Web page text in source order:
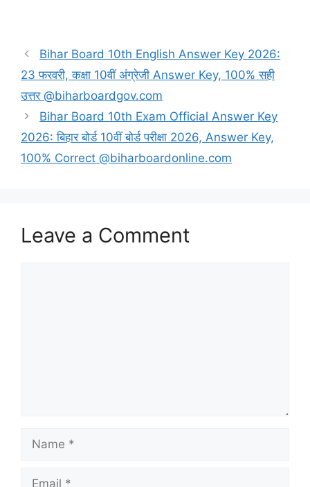
Bihar Board 10th English Answer Key 2026:
23 फरवरी, कक्षा 10वीं अंग्रेजी Answer Key, 100% सही
उत्तर @biharboardgov.com
Bihar Board 10th Exam Official Answer Key
2026: बिहार बोर्ड 10वीं बोर्ड परीक्षा 2026, Answer Key,
100% Correct @biharboardonline.com
Leave a Comment